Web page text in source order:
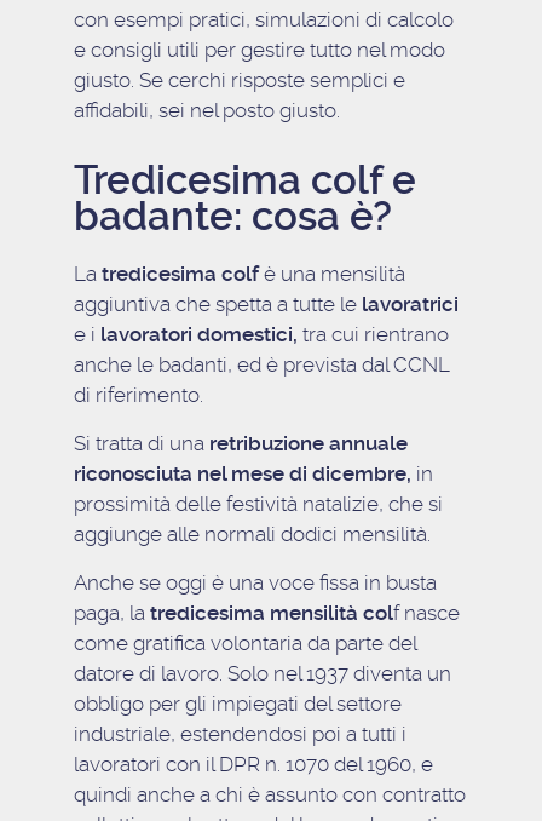
con esempi pratici, simulazioni di calcolo
e consigli utili per gestire tutto nel modo
giusto. Se cerchi risposte semplici e
affidabili, sei nel posto giusto.
Tredicesima colf e
badante: cosa è?
La tredicesima colfè una mensilità
aggiuntiva che spetta a tutte le lavoratrici
e i lavoratori domestici, tra cui rientrano
anche le badanti, ed è prevista dal CCNL
di riferimento.
Si tratta di unaretribuzione annuale
riconosciuta nel mese di dicembre, in
prossimità delle festività natalizie, che si
aggiunge alle normali dodici mensilità.
Anche se oggi è una voce fissa in busta
paga, la tredicesima mensilità colf nasce
come gratifica volontaria da parte del
datore di lavoro. Solo nel 1937 diventa un
obbligo per gli impiegati del settore
industriale, estendendosi poi a tutti i
lavoratori con il DPR n. 1070 del 1960, e
quindi anche a chi è assunto con contratto